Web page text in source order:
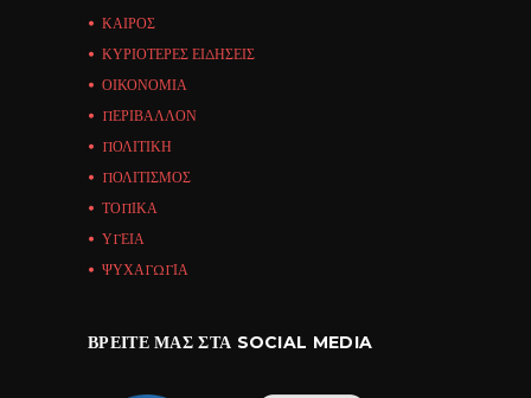
ΚΑΙΡΟΣ
ΚΥΡΙΟΤΕΡΕΣ ΕΙΔΗΣΕΙΣ
ΟΙΚΟΝΟΜΙΑ
ΠΕΡΙΒΑΛΛΟΝ
ΠΟΛΙΤΙΚΗ
ΠΟΛΙΤΙΣΜΟΣ
ΤΟΠΙΚΑ
ΥΓΕΙΑ
ΨΥΧΑΓΩΓΙΑ
ΒΡΕΊΤΕ ΜΑΣ ΣΤΑ SOCIAL MEDIA